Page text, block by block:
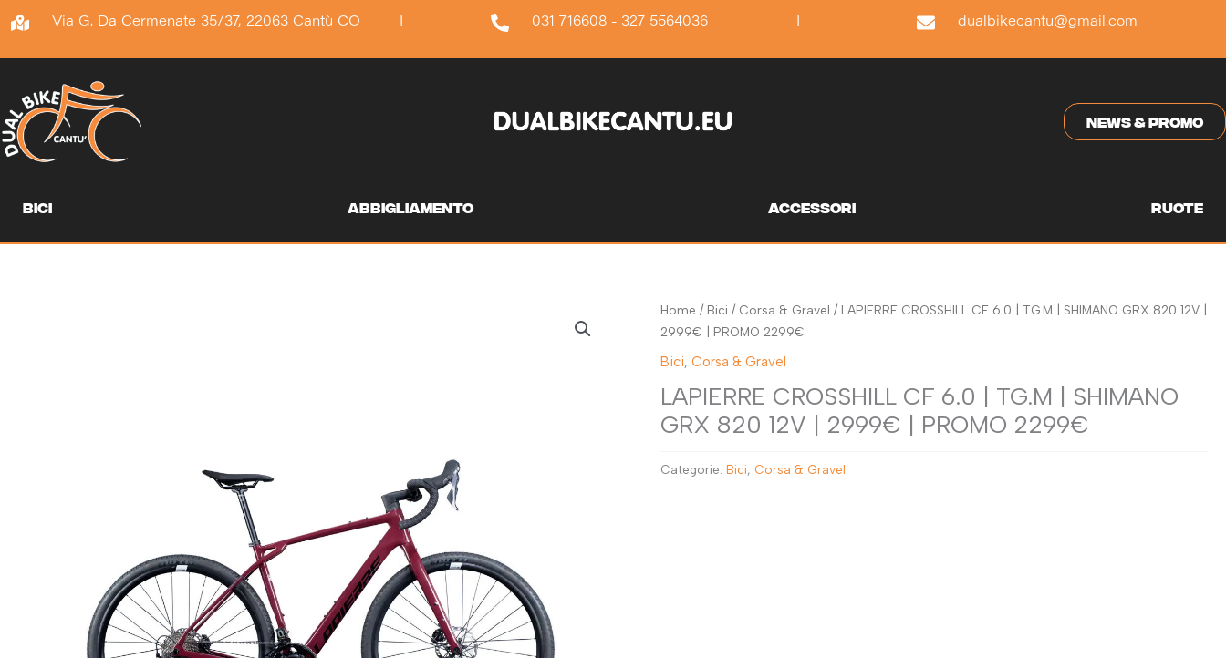
Via G. Da Cermenate 35/37, 22063 Cantù CO I 031 716608 - 327 5564036 I dualbikecantu@gmail.com
NEWS & PROMO
bici abbigliamento accessori ruote
Home / Bici / Corsa & Gravel / LAPIERRE CROSSHILL CF 6.0 | TG.M | SHIMANO GRX 820 12V |
2999€ | PROMO 2299€
Bici,Corsa & Gravel
LAPIERRE CROSSHILL CF 6.0 | TG.M | SHIMANO
GRX 820 12V | 2999€ | PROMO 2299€
Categorie:Bici, Corsa & Gravel